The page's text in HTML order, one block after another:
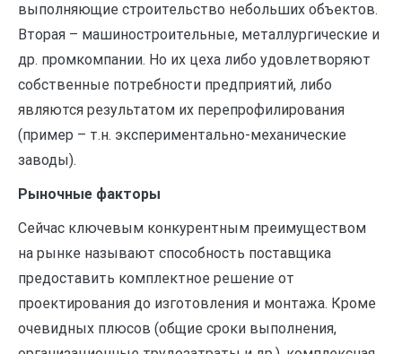
выполняющие строительство небольших объектов.
Вторая – машиностроительные, металлургические и
др. промкомпании. Но их цеха либо удовлетворяют
собственные потребности предприятий, либо
являются результатом их перепрофилирования
(пример – т.н. экспериментально-механические
заводы).
Рыночные факторы
Сейчас ключевым конкурентным преимуществом
на рынке называют способность поставщика
предоставить комплектное решение от
проектирования до изготовления и монтажа. Кроме
очевидных плюсов (общие сроки выполнения,